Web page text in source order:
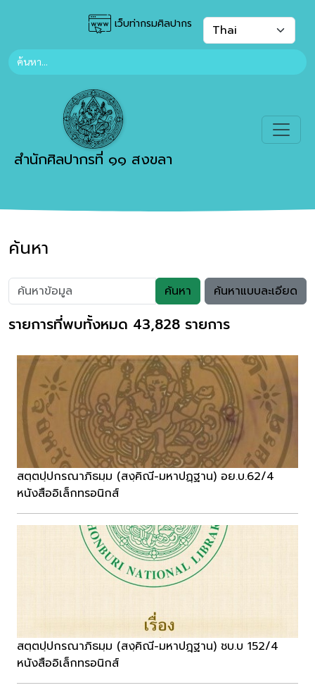
เว็บท่ากรมศิลปากร
สำนักศิลปากรที่ ๑๑ สงขลา
ค้นหา
ค้นหา ค้นหาแบบละเอียด
รายการที่พบทั้งหมด 43,828 รายการ
สตฺตปฺปกรณาภิธมฺม (สงฺคิณี-มหาปฏฺฐาน) อย.บ.62/4
หนังสืออิเล็กทรอนิกส์
สตฺตปฺปกรณาภิธมฺม (สงฺคิณี-มหาปฎฺฐาน) ชบ.บ 152/4
หนังสืออิเล็กทรอนิกส์